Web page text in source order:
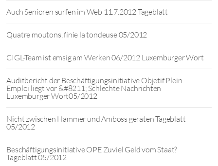
Auch Senioren surfen im Web 11.7.2012 Tageblatt
Quatre moutons, finie la tondeuse 05/2012
CIGL-Team ist emsig am Werken 06/2012 Luxemburger Wort
Auditbericht der Beschäftigungsinitiative Objetif Plein
Emploi liegt vor &#8211; Schlechte Nachrichten
Luxemburger Wort05/2012
Nicht zwischen Hammer und Amboss geraten Tageblatt
05/2012
Beschäftigungsinitiative OPE Zuviel Geld vom Staat?
Tageblatt 05/2012